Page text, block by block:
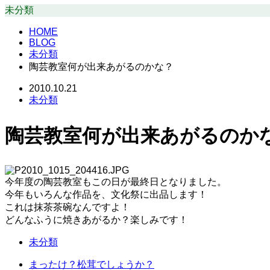
未分類
HOME
BLOG
未分類
陶芸教室何が出来あがるのかな？
2010.10.21
未分類
陶芸教室何が出来あがるのか
今年度の陶芸教室もこの日が最終日となりました。
今年もいろんな作品を、文化祭に出品します！
これは抹茶茶碗なんですよ！
どんなふうに焼きあがるか？楽しみです！
未分類
まったけ？松茸でしょうか？